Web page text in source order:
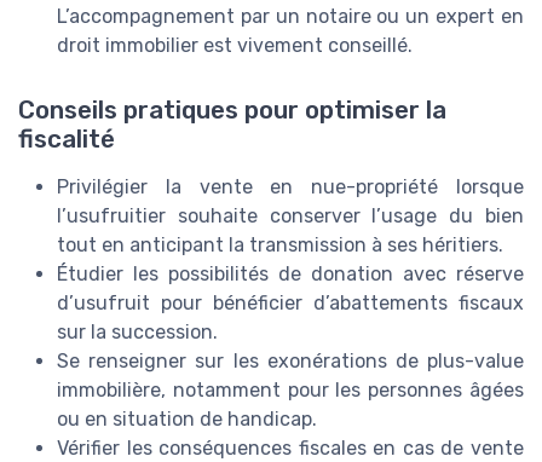
L’accompagnement par un notaire ou un expert en
droit immobilier est vivement conseillé.
Conseils pratiques pour optimiser la
fiscalité
Privilégier la vente en nue-propriété lorsque
l’usufruitier souhaite conserver l’usage du bien
tout en anticipant la transmission à ses héritiers.
Étudier les possibilités de donation avec réserve
d’usufruit pour bénéficier d’abattements fiscaux
sur la succession.
Se renseigner sur les exonérations de plus-value
immobilière, notamment pour les personnes âgées
ou en situation de handicap.
Vérifier les conséquences fiscales en cas de vente